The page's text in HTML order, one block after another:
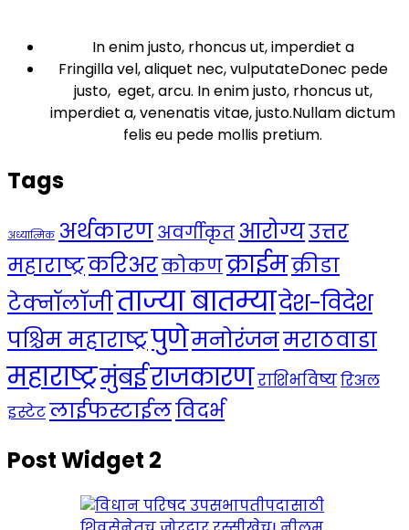
In enim justo, rhoncus ut, imperdiet a
Fringilla vel, aliquet nec, vulputateDonec pede
justo, eget, arcu. In enim justo, rhoncus ut,
imperdiet a, venenatis vitae, justo.Nullam dictum
felis eu pede mollis pretium.
Tags
अध्यात्मिक अर्थकारणअवर्गीकृत आरोग्यउत्तर
महाराष्ट्रकरिअरकोकणक्राईमक्रीडा
टेक्नॉलॉजीताज्या बातम्यादेश-विदेश
पश्चिम महाराष्ट्रपुणेमनोरंजनमराठवाडा
महाराष्ट्रमुंबईराजकारणराशिभविष्यरिअल
इस्टेटलाईफस्टाईलविदर्भ
Post Widget 2